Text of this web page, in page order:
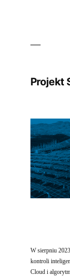
Projekt
W sierpniu
kontroli
Cloud i